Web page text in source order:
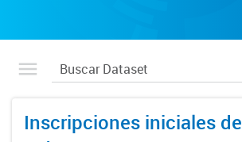
Inscripciones iniciales de